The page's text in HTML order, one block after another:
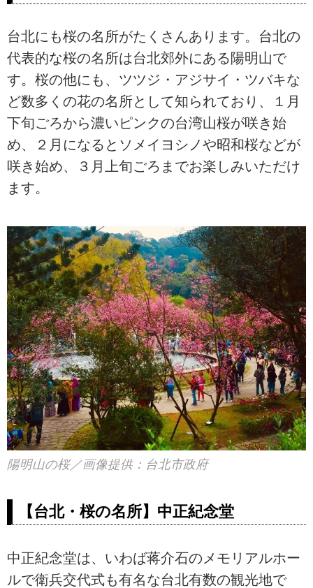
台北にも桜の名所がたくさんあります。台北の
代表的な桜の名所は台北郊外にある陽明山で
す。桜の他にも、ツツジ・アジサイ・ツバキな
ど数多くの花の名所として知られており、１月
下旬ごろから濃いピンクの台湾山桜が咲き始
め、２月になるとソメイヨシノや昭和桜などが
咲き始め、３月上旬ごろまでお楽しみいただけ
ます。
陽明山の桜／画像提供：台北市政府
【台北・桜の名所】中正紀念堂
中正紀念堂は、いわば蒋介石のメモリアルホー
ルで衛兵交代式も有名な台北有数の観光地で